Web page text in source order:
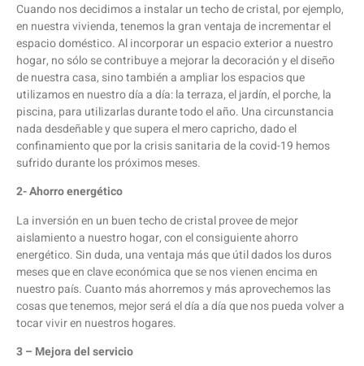
Cuando nos decidimos a instalar un techo de cristal, por ejemplo,
en nuestra vivienda, tenemos la gran ventaja de incrementar el
espacio doméstico. Al incorporar un espacio exterior a nuestro
hogar, no sólo se contribuye a mejorar la decoración y el diseño
de nuestra casa, sino también a ampliar los espacios que
utilizamos en nuestro día a día: la terraza, el jardín, el porche, la
piscina, para utilizarlas durante todo el año. Una circunstancia
nada desdeñable y que supera el mero capricho, dado el
confinamiento que por la crisis sanitaria de la covid-19 hemos
sufrido durante los próximos meses.
2- Ahorro energético
La inversión en un buen techo de cristal provee de mejor
aislamiento a nuestro hogar, con el consiguiente ahorro
energético. Sin duda, una ventaja más que útil dados los duros
meses que en clave económica que se nos vienen encima en
nuestro país. Cuanto más ahorremos y más aprovechemos las
cosas que tenemos, mejor será el día a día que nos pueda volver a
tocar vivir en nuestros hogares.
3 – Mejora del servicio